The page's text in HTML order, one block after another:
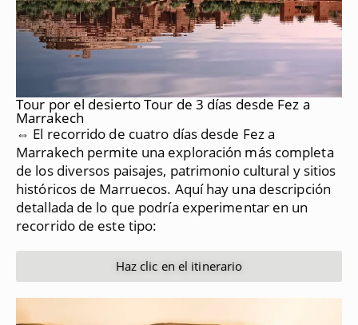
Tour por el desierto Tour de 3 días desde Fez a
Marrakech
⇔ El recorrido de cuatro días desde Fez a
Marrakech permite una exploración más completa
de los diversos paisajes, patrimonio cultural y sitios
históricos de Marruecos. Aquí hay una descripción
detallada de lo que podría experimentar en un
recorrido de este tipo:
Haz clic en el itinerario